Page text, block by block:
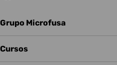
Grupo Microfusa
Cursos